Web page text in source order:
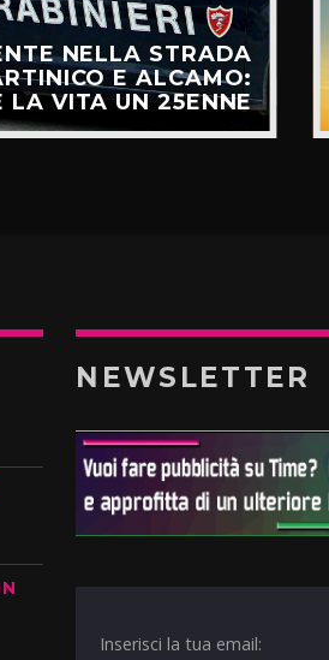
NELLA STRADA
E ALCAMO:
LA VITA UN 25ENNE
NEWSLETTER
Inserisci la tua email: